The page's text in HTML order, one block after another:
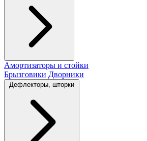
Амортизаторы и стойки
Брызговики Дворники
Дефлекторы, шторки